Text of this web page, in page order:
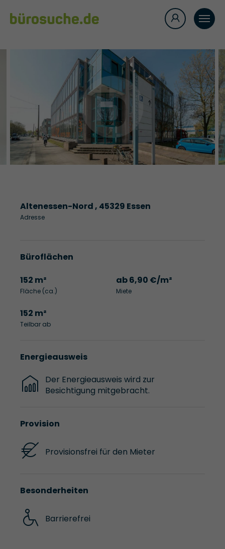
Altenessen-Nord , 45329 Essen
Adresse
Büroflächen
152 m²
Fläche (ca.)
ab 6,90 €/m²
Miete
152 m²
Teilbar ab
Energieausweis
Der Energieausweis wird zur
Besichtigung mitgebracht.
Provision
Provisionsfrei für den Mieter
Besonderheiten
Barrierefrei